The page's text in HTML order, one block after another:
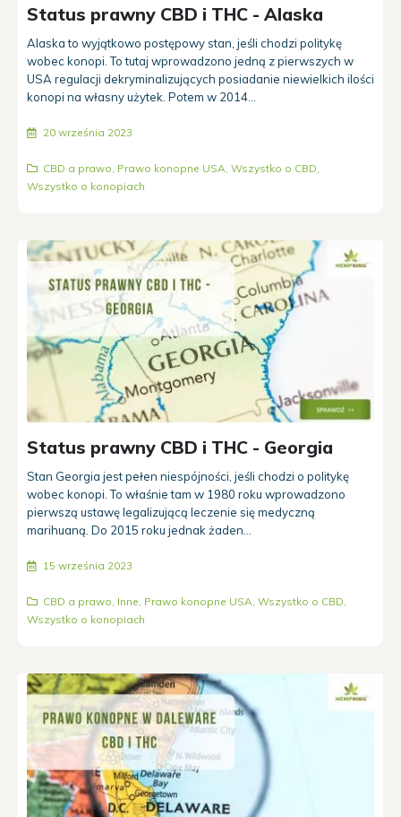
Status prawny CBD i THC - Alaska
Alaska to wyjątkowo postępowy stan, jeśli chodzi politykę
wobec konopi. To tutaj wprowadzono jedną z pierwszych w
USA regulacji dekryminalizujących posiadanie niewielkich ilości
konopi na własny użytek. Potem w 2014...
20 września 2023
CBD a prawo Prawo konopne USA Wszystko o CBD
Wszystko o konopiach
Status prawny CBD i THC - Georgia
Stan Georgia jest pełen niespójności, jeśli chodzi o politykę
wobec konopi. To właśnie tam w 1980 roku wprowadzono
pierwszą ustawę legalizującą leczenie się medyczną
marihuaną. Do 2015 roku jednak żaden...
15 września 2023
CBD a prawo, Inne, Prawo konopne USA, Wszystko o CBD,
Wszystko o konopiach